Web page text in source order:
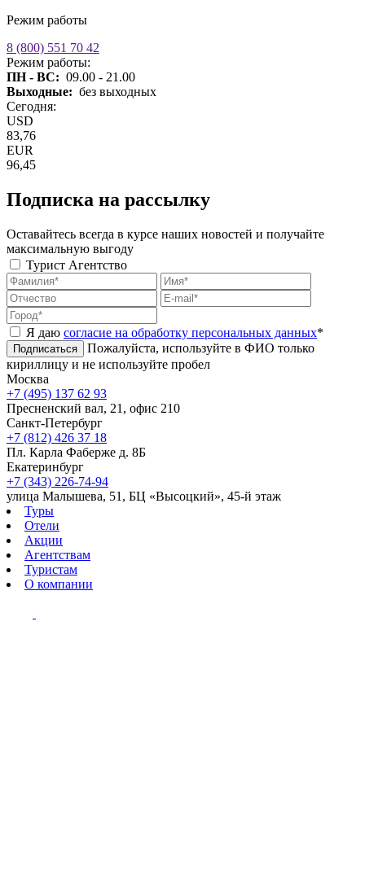
Режим работы
8 (800) 551 70 42
Режим работы:
ПН - ВС: 09.00 - 21.00
Выходные: без выходных
Сегодня:
USD
83,76
EUR
96,45
Подписка на рассылку
Оставайтесь всегда в курсе наших новостей и получайте
максимальную выгоду
Турист Агентство
Я даю согласие на обработку персональных данных*
Подписаться
Пожалуйста, используйте в ФИО только
кириллицу и не используйте пробел
Москва
+7 (495) 137 62 93
Пресненский вал, 21, офис 210
Санкт-Петербург
+7 (812) 426 37 18
Пл. Карла Фаберже д. 8Б
Екатеринбург
+7 (343) 226-74-94
улица Малышева, 51, БЦ «Высоцкий», 45-й этаж
Туры
Отели
Акции
Агентствам
Туристам
О компании